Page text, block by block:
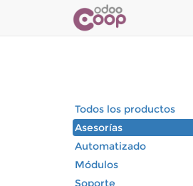
Todos los productos
Asesorías
Automatizado
Módulos
Soporte